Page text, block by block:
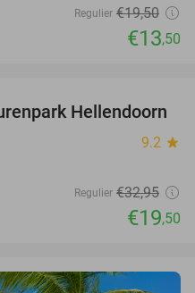
Regulier €19,50
€13,50
41%
Hellendoorn
9.2 star
Regulier €32,95
€19,50